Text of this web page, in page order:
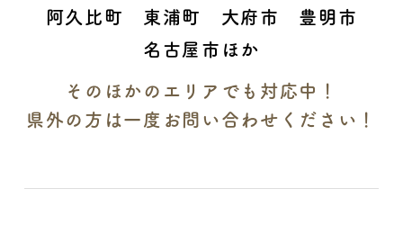
阿久比町 東浦町 大府市 豊明市
名古屋市ほか
そのほかのエリアでも対応中！
県外の方は一度お問い合わせください！